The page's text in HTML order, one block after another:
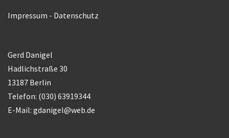
Impressum - Datenschutz
Gerd Danigel
Hadlichstraße 30
13187 Berlin
Telefon: (030) 63919344
E-Mail: gdanigel@web.de